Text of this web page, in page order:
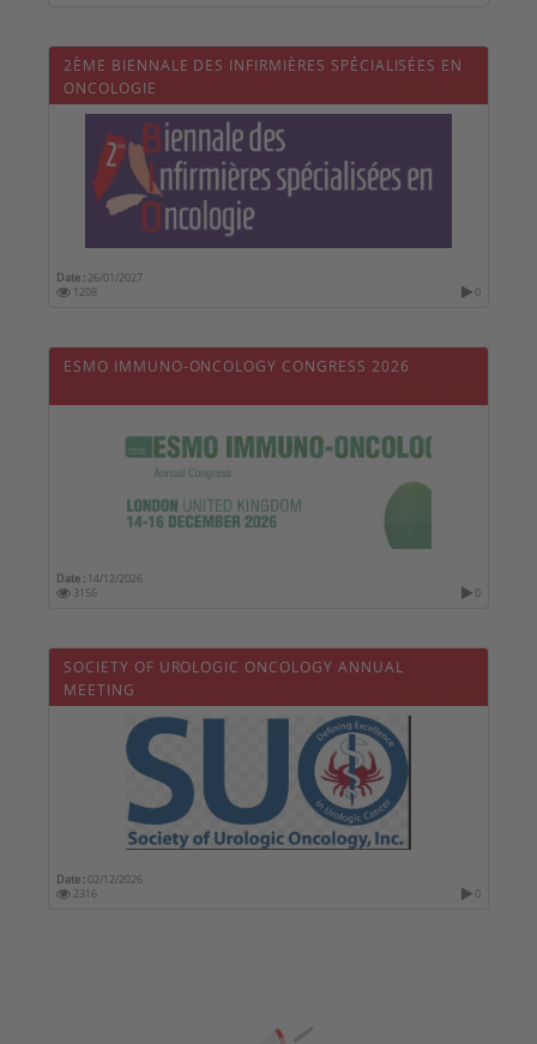
2ÈME BIENNALE DES INFIRMIÈRES SPÉCIALISÉES EN
ONCOLOGIE
Date : 26/01/2027
1208
0
ESMO IMMUNO-ONCOLOGY CONGRESS 2026
Date : 14/12/2026
3156
0
SOCIETY OF UROLOGIC ONCOLOGY ANNUAL
MEETING
Date :02/12/2026
2316
0